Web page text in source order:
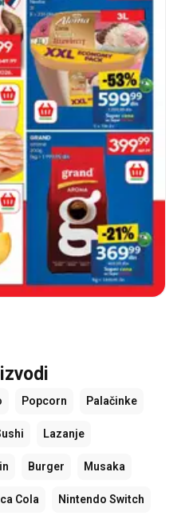
Popcorn Palačinke
Lazanje
Burger Musaka
Cola Nintendo Switch